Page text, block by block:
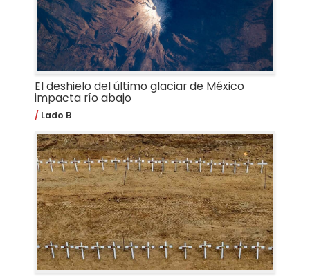
El deshielo del último glaciar de México
impacta río abajo
Lado B